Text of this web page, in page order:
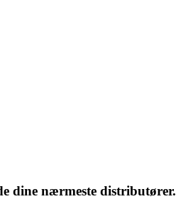
dine nærmeste distributører.